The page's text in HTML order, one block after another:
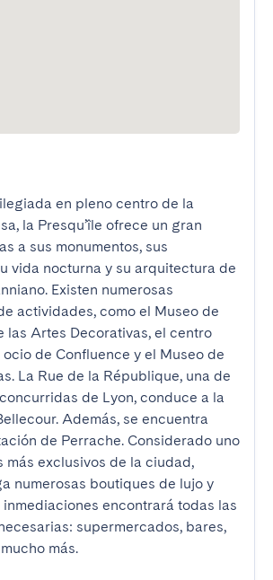
en pleno centro de la
la Presqu’île ofrece un gran
a sus monumentos, sus
vida nocturna y su arquitectura de
Existen numerosas
actividades, como el Museo de
las Artes Decorativas, el centro
de Confluence y el Museo de
La Rue de la République, una de
de Lyon, conduce a la
Además, se encuentra
de Perrache. Considerado uno
más exclusivos de la ciudad,
numerosas boutiques de lujo y
inmediaciones encontrará todas las
supermercados, bares,